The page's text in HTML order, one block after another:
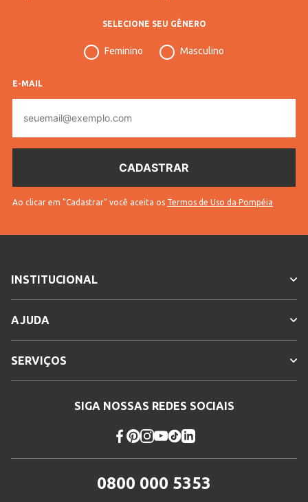
SELECIONE SEU GÊNERO
Feminino Masculino
E-MAIL
mail
Ao clicar em "Cadastrar" você aceita os Termos de Uso da Pompéia
INSTITUCIONAL
AJUDA
SERVIÇOS
SIGA NOSSAS REDES SOCIAIS
0800 000 5353